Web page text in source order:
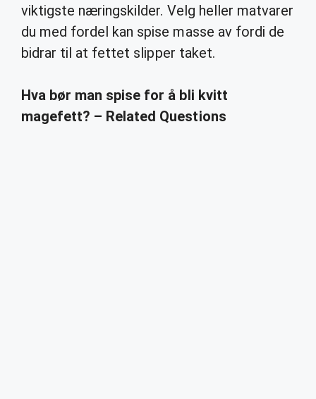
viktigste næringskilder. Velg heller matvarer
du med fordel kan spise masse av fordi de
bidrar til at fettet slipper taket.
Hva bør man spise for å bli kvitt
magefett? – Related Questions